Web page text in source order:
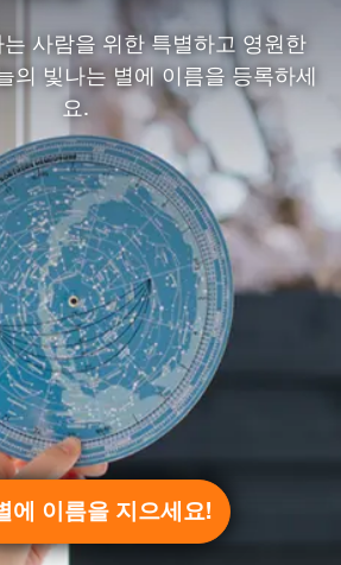
사람을 위한 특별하고 영원한
의 빛나는 별에 이름을 등록하세
요.
에 이름을 지으세요!